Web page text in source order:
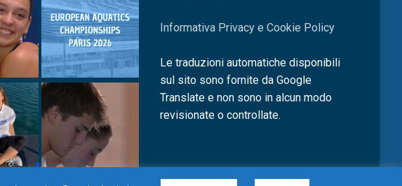
Informativa Privacy e Cookie Policy
Le traduzioni automatiche disponibili
sul sito sono fornite da Google
Translate e non sono in alcun modo
revisionate o controllate.